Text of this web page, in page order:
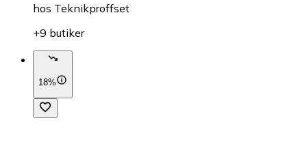
hos Teknikproffset
+9 butiker
18%